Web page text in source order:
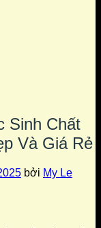
Sinh Chất
Và Giá Rẻ
bởi My Le